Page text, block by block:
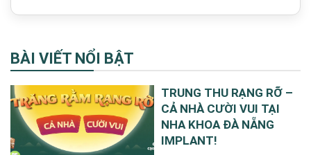
BÀI VIẾT NỔI BẬT
TRUNG THU RẠNG RỠ –
CẢ NHÀ CƯỜI VUI TẠI
NHA KHOA ĐÀ NẴNG
IMPLANT!